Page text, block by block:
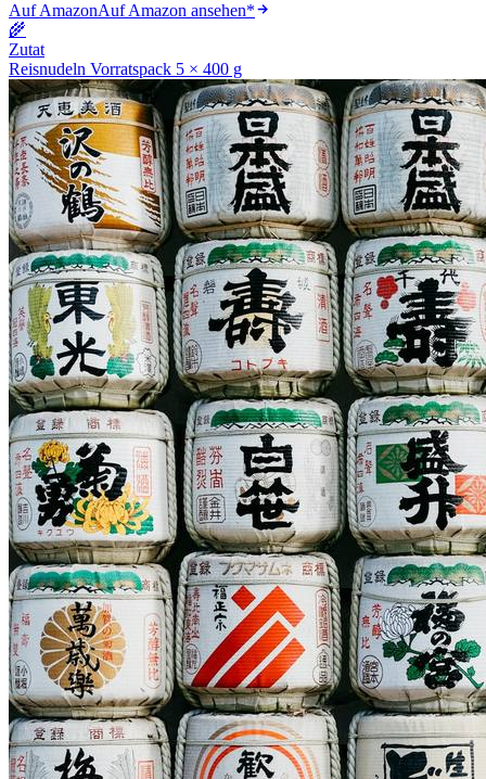
Auf AmazonAuf Amazon ansehen*
🌾
Zutat
Reisnudeln Vorratspack 5 × 400 g